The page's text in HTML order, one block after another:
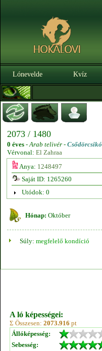
Lónevelde Kvíz
2073 / 1480
0 éves -Arab telivér - Csődörcsikó
Vérvonal: El Zahraa
Anya: 1248497
Saját ID: 1265260
Utódok: 0
Hónap: Október
Súly: megfelelő kondíció
A ló képességei:
Σ Összesen: 2073.916 pt
Állóképesség:
Sebesség: